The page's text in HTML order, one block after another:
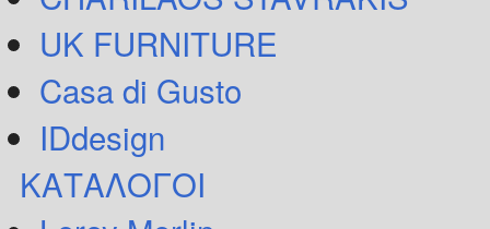
UK FURNITURE
Casa di Gusto
IDdesign
ΚΑΤΑΛΟΓΟΙ